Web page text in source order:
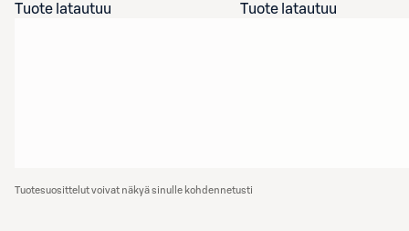
Tuote latautuu
Tuote latautuu
Tuotesuosittelut voivat näkyä sinulle kohdennetusti